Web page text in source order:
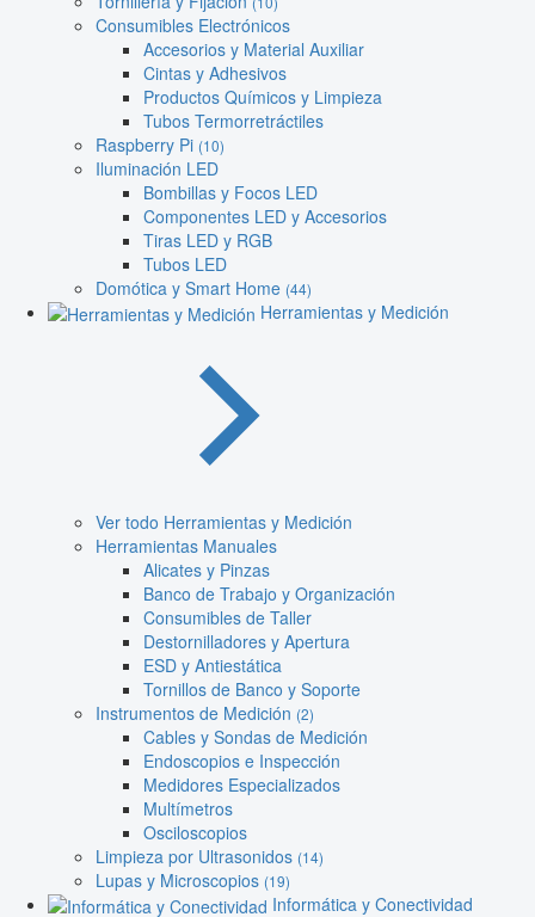
Consumibles Electrónicos
Accesorios y Material Auxiliar
Cintas y Adhesivos
Productos Químicos y Limpieza
Tubos Termorretráctiles
Raspberry Pi (10)
Iluminación LED
Bombillas y Focos LED
Componentes LED y Accesorios
Tiras LED y RGB
Tubos LED
Domótica y Smart Home (44)
Herramientas y Medición
Ver todo Herramientas y Medición
Herramientas Manuales
Alicates y Pinzas
Banco de Trabajo y Organización
Consumibles de Taller
Destornilladores y Apertura
ESD y Antiestática
Tornillos de Banco y Soporte
Instrumentos de Medición (2)
Cables y Sondas de Medición
Endoscopios e Inspección
Medidores Especializados
Multímetros
Osciloscopios
Limpieza por Ultrasonidos (14)
Lupas y Microscopios (19)
Informática y Conectividad